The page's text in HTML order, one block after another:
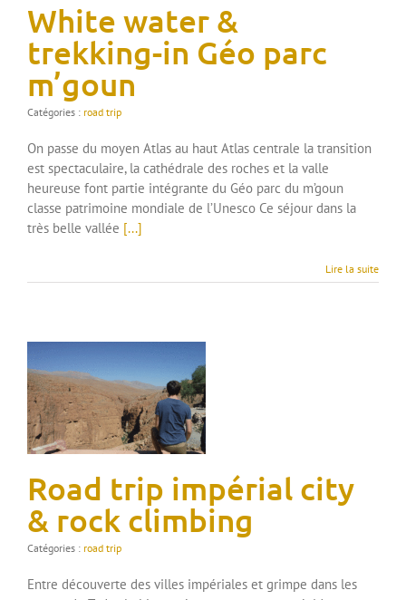
White water &
trekking-in Géo parc
m’goun
Catégories : road trip
On passe du moyen Atlas au haut Atlas centrale la transition
est spectaculaire, la cathédrale des roches et la valle
heureuse font partie intégrante du Géo parc du m’goun
classe patrimoine mondiale de l’Unesco Ce séjour dans la
très belle vallée [...]
Lire la suite
Road trip impérial city
& rock climbing
Catégories : road trip
Entre découverte des villes impériales et grimpe dans les